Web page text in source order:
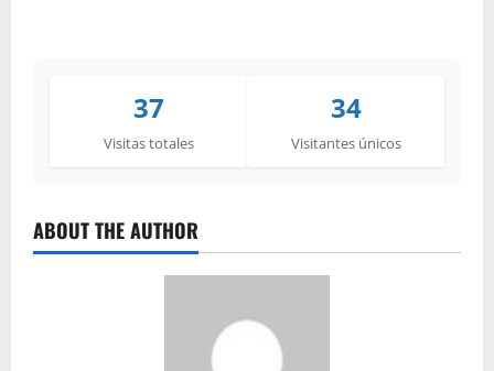
37
Visitas totales
34
Visitantes únicos
ABOUT THE AUTHOR